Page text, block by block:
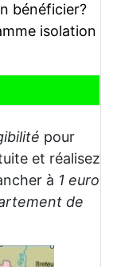
bénéficier?
isolation
pour
et réalisez
à 1 euro
de